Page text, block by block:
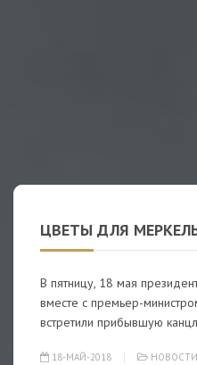
ЦВЕТЫ ДЛЯ
В пятницу, 18 мая
вместе с премьер-
встретили прибывшую
18-МАЙ-2018 НОВОСТИ